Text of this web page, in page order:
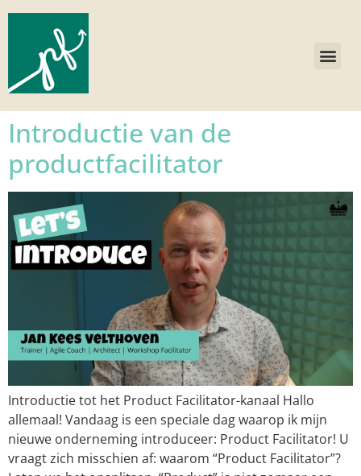
Introductie van de
productfacilitator
Introductie tot het Product Facilitator-kanaal Hallo
allemaal! Vandaag is een speciale dag waarop ik mijn
nieuwe onderneming introduceer: Product Facilitator! U
vraagt zich misschien af: waarom “Product Facilitator”?